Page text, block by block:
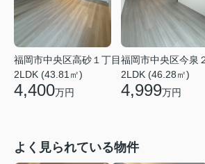
福岡市中央区高砂１丁目
2LDK (43.81㎡)
4,400万円
福岡市中央区今泉
2LDK (46.28㎡)
4,999万円
よく見られている物件